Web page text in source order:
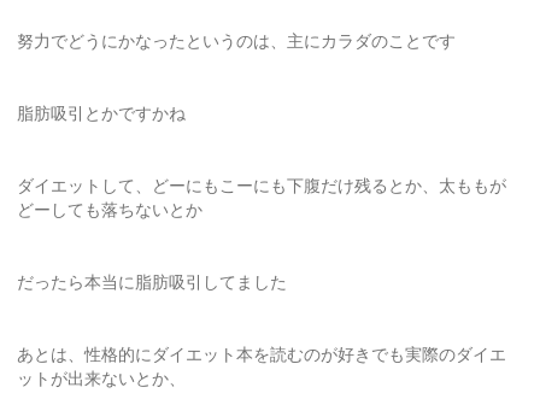
努力でどうにかなったというのは、主にカラダのことです
脂肪吸引とかですかね
ダイエットして、どーにもこーにも下腹だけ残るとか、太ももが
どーしても落ちないとか
だったら本当に脂肪吸引してました
あとは、性格的にダイエット本を読むのが好きでも実際のダイエ
ットが出来ないとか、